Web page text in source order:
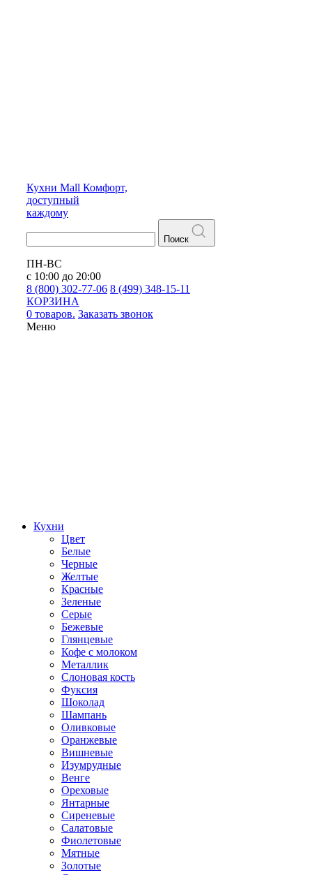
Кухни Mall Комфорт,
доступный
каждому
Поиск
ПН-ВС
с 10:00 до 20:00
8 (800) 302-77-06 8 (499) 348-15-11
КОРЗИНА
0 товаров. Заказать звонок
Меню
Кухни
Цвет
Белые
Черные
Желтые
Красные
Зеленые
Серые
Бежевые
Глянцевые
Кофе с молоком
Металлик
Слоновая кость
Фуксия
Шоколад
Шампань
Оливковые
Оранжевые
Вишневые
Изумрудные
Венге
Ореховые
Янтарные
Сиреневые
Салатовые
Фиолетовые
Мятные
Золотые